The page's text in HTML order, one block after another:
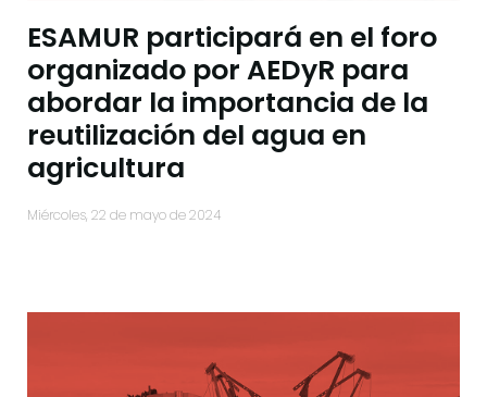
ESAMUR participará en el foro
organizado por AEDyR para
abordar la importancia de la
reutilización del agua en
agricultura
miércoles, 22 de mayo de 2024